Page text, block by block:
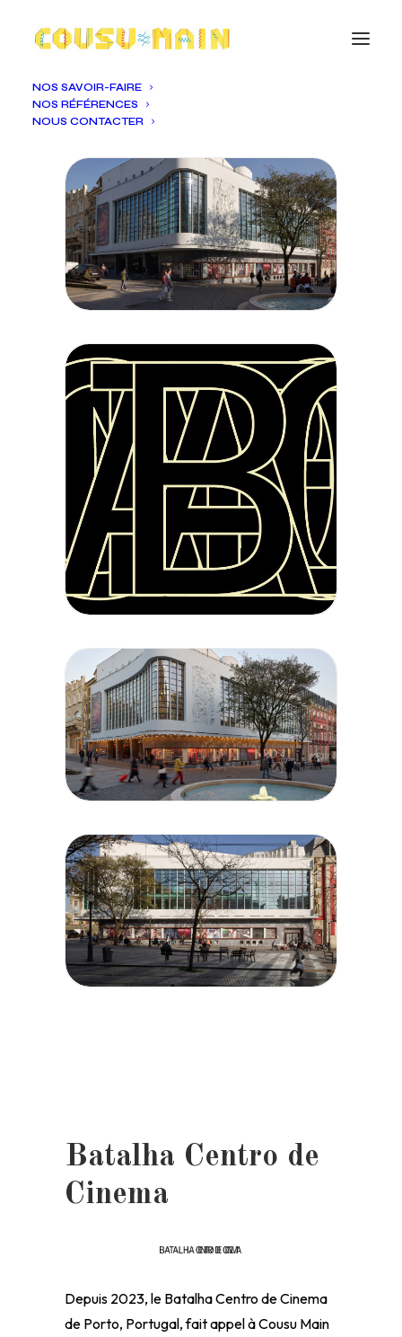
NOS SAVOIR-FAIRE
NOS RÉFÉRENCES
NOUS CONTACTER
Batalha Centro de
Cinema
Depuis 2023, le Batalha Centro de Cinema
de Porto, Portugal, fait appel à Cousu Main